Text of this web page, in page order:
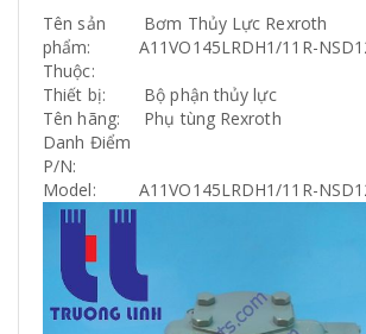
Tên sản
phẩm:
Bơm Thủy Lực Rexroth
A11VO145LRDH1/11R-
Thuộc:
Thiết bị:
Bộ phận thủy lực
Tên hãng:
Phụ tùng Rexroth
Danh Điểm
P/N:
Model:
A11VO145LRDH1/11R-